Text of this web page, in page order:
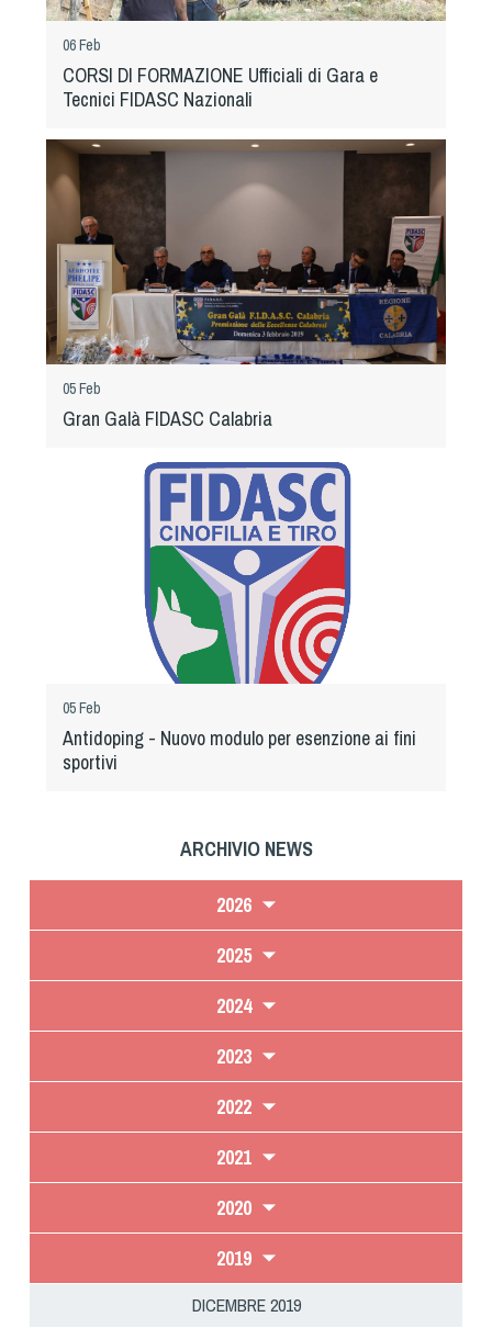
06 Feb
CORSI DI FORMAZIONE Ufficiali di Gara e
Tecnici FIDASC Nazionali
05 Feb
Gran Galà FIDASC Calabria
05 Feb
Antidoping - Nuovo modulo per esenzione ai fini
sportivi
ARCHIVIO NEWS
2026
2025
2024
2023
2022
2021
2020
2019
DICEMBRE 2019